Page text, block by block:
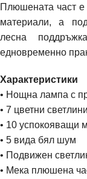
Плюшената част е
материали, а
лесна
едновременно
Характеристики
• Нощна лампа с
• 7 цветни светлини
• 10 успокояващи
• 5 вида бял шум
• Подвижен
• Мека плюшена